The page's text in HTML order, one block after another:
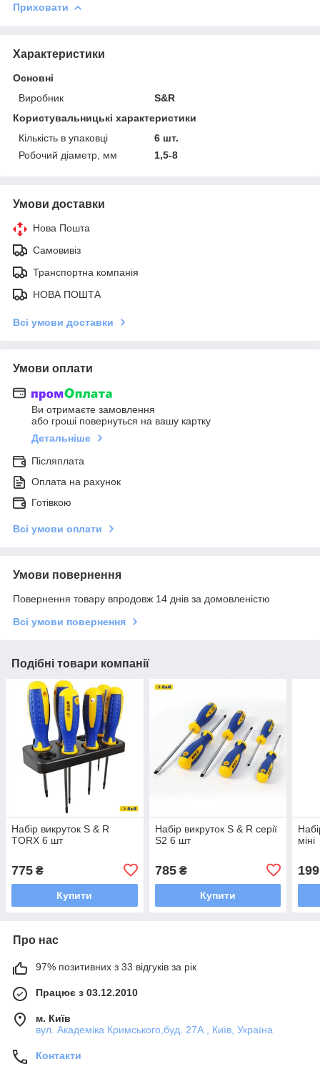
Приховати
Характеристики
Основні
Виробник
S&R
Користувальницькі характеристики
Кількість в упаковці
6 шт.
Робочий діаметр, мм
1,5-8
Умови доставки
Нова Пошта
Самовивіз
Транспортна компанія
НОВА ПОШТА
Всі умови доставки
Умови оплати
Ви отримаєте замовлення
або гроші повернуться на вашу картку
Детальніше
Післяплата
Оплата на рахунок
Готівкою
Всі умови оплати
Умови повернення
Повернення товару впродовж 14 днів за домовленістю
Всі умови повернення
Подібні товари компанії
Набір викруток S & R
TORX 6 шт
775 ₴
Купити
Набір викруток S & R серії
S2 6 шт
785₴
Купити
міні
199
Про нас
97% позитивних з 33 відгуків за рік
Працює з 03.12.2010
м. Київ
вул. Академіка Кримського,буд. 27А , Київ, Україна
Контакти